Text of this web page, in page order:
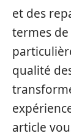
et des
termes
qualité
article